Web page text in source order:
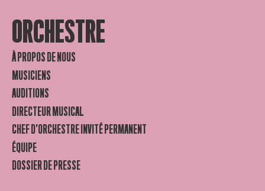
ORCHESTRE
À PROPOS DE NOUS
MUSICIENS
AUDITIONS
DIRECTEUR MUSICAL
CHEF D’ORCHESTRE INVITÉ PERMANENT
ÉQUIPE
DOSSIER DE PRESSE